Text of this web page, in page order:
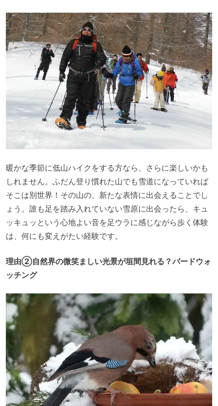
暖かな季節に低山ハイクをする方なら、さらに楽しいかも
しれません。ふだん登り慣れた山でも雪道になっていれば
そこは別世界！その山の、新たな表情に出会えることでし
ょう。誰も足を踏み入れていない雪原に出会ったら、キュ
ッキュッという心地よい音を足ウラに感じながら歩く体験
は、何にも変えがたい経験です。
理由②自然界の微笑ましい光景が垣間見れる？バードウォ
ッチング